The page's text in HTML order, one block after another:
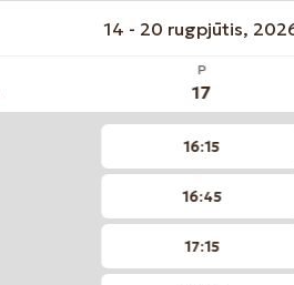
14 - 20 rugpjūtis,
P
17
16:15
16:45
17:15